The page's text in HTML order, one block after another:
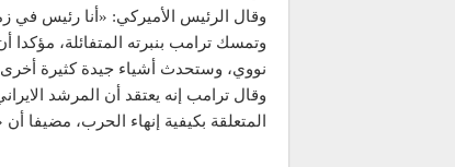
وقال الرئيس الأميركي: «أنا رئيس
وتمسك ترامب بنبرته المتفائلة،
نووي، وستحدث أشياء جيدة كثيرة
وقال ترامب إنه يعتقد أن المرشد
المتعلقة بكيفية إنهاء الحرب، مضيفا أن